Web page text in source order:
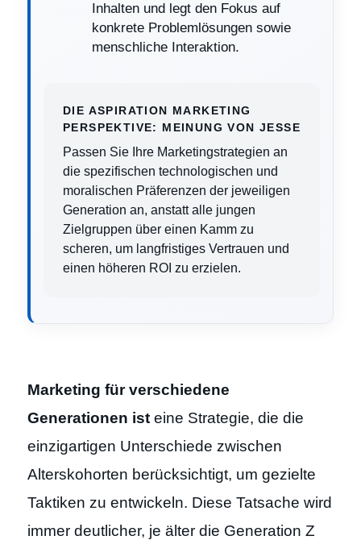
Inhalten und legt den Fokus auf
konkrete Problemlösungen sowie
menschliche Interaktion.
DIE ASPIRATION MARKETING
PERSPEKTIVE: MEINUNG VON JESSE
Passen Sie Ihre Marketingstrategien an
die spezifischen technologischen und
moralischen Präferenzen der jeweiligen
Generation an, anstatt alle jungen
Zielgruppen über einen Kamm zu
scheren, um langfristiges Vertrauen und
einen höheren ROI zu erzielen.
Marketing für verschiedene
Generationen ist eine Strategie, die die
einzigartigen Unterschiede zwischen
Alterskohorten berücksichtigt, um gezielte
Taktiken zu entwickeln. Diese Tatsache wird
immer deutlicher, je älter die Generation Z